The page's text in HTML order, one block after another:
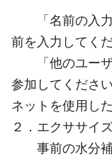
「名前の入力
前を入力してくだ
「他のユーザ
参加してくださ
ネットを使用し
２．エクササイ
事前の水分補